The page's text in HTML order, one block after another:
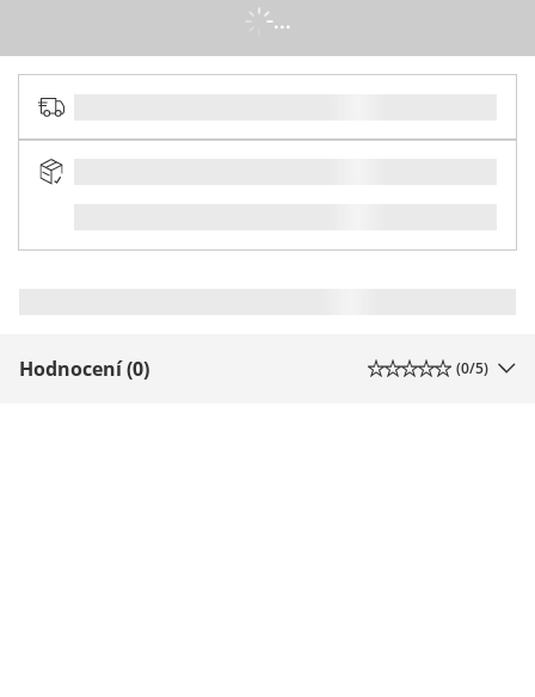
...
Hodnocení (0) (0/5)